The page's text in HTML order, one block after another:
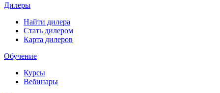
Дилеры
Найти дилера
Cтать дилером
Карта дилеров
Обучение
Курсы
Вебинары